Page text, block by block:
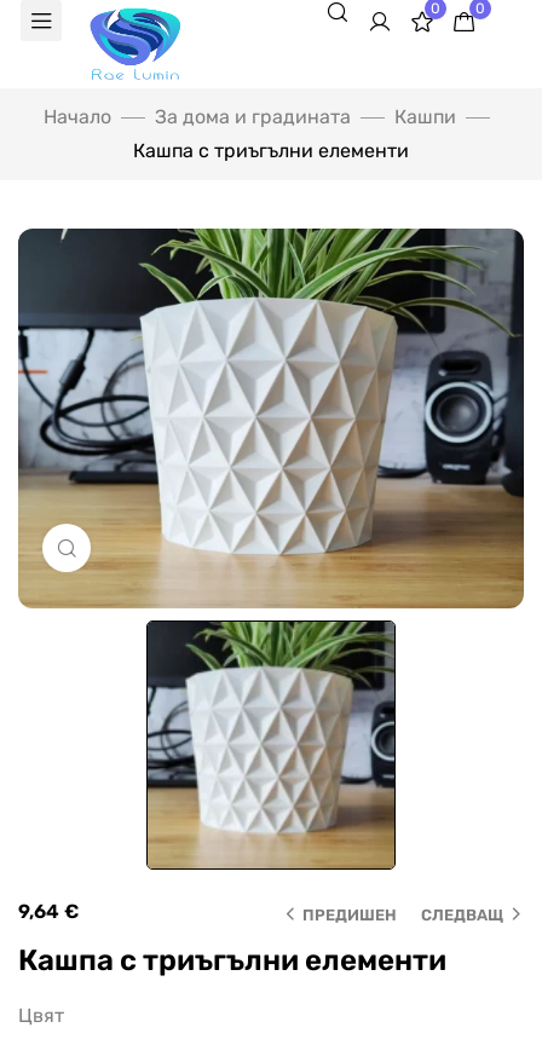
0 0
Начало За дома и градината
Кашпи
Кашпа с триъгълни елементи
Click to enlarge
ПРЕДИШЕН СЛЕДВАЩ
9,64 €
Кашпа с триъгълни елементи
Цвят